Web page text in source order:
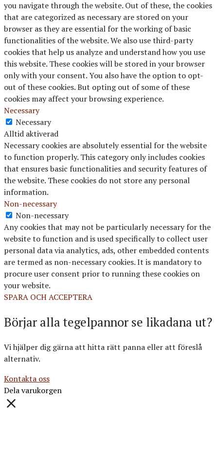
you navigate through the website. Out of these, the cookies
that are categorized as necessary are stored on your
browser as they are essential for the working of basic
functionalities of the website. We also use third-party
cookies that help us analyze and understand how you use
this website. These cookies will be stored in your browser
only with your consent. You also have the option to opt-
out of these cookies. But opting out of some of these
cookies may affect your browsing experience.
Necessary
Necessary
Alltid aktiverad
Necessary cookies are absolutely essential for the website
to function properly. This category only includes cookies
that ensures basic functionalities and security features of
the website. These cookies do not store any personal
information.
Non-necessary
Non-necessary
Any cookies that may not be particularly necessary for the
website to function and is used specifically to collect user
personal data via analytics, ads, other embedded contents
are termed as non-necessary cookies. It is mandatory to
procure user consent prior to running these cookies on
your website.
SPARA OCH ACCEPTERA
Börjar alla tegelpannor se likadana ut?
Vi hjälper dig gärna att hitta rätt panna eller att föreslå
alternativ.
Kontakta oss
Dela varukorgen